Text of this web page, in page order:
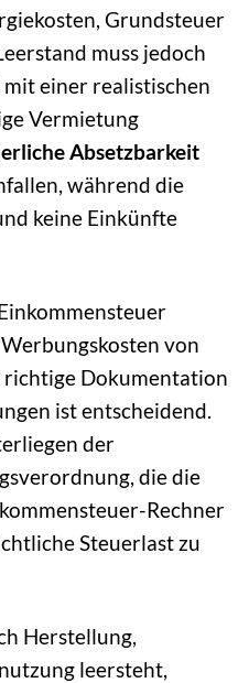
Grundsteuer
muss jedoch
einer realistischen
Vermietung
Absetzbarkeit
während die
keine Einkünfte
von
Dokumentation
ist entscheidend.
der
die die
Rechner
Steuerlast zu
Herstellung,
leersteht,